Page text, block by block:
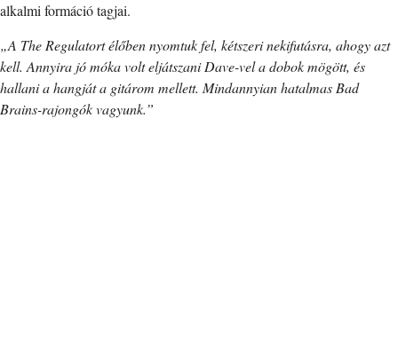
alkalmi formáció tagjai.
„A The Regulatort élőben nyomtuk fel, kétszeri nekifutásra, ahogy azt
kell. Annyira jó móka volt eljátszani Dave-vel a dobok mögött, és
hallani a hangját a gitárom mellett. Mindannyian hatalmas Bad
Brains-rajongók vagyunk.”